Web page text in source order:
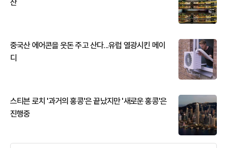
산
중국산 에어콘을 웃돈 주고 산다...유럽 열광시킨 메이
디
스티븐 로치 '과거의 홍콩'은 끝났지만 '새로운 홍콩'은
진행중